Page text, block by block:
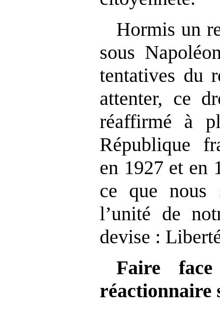
Hormis un
sous
tentatives du
attenter, ce
réaffirmé à
République
en 1927 et en
ce que nous
l’unité de
devise :
Faire
réactionnaire